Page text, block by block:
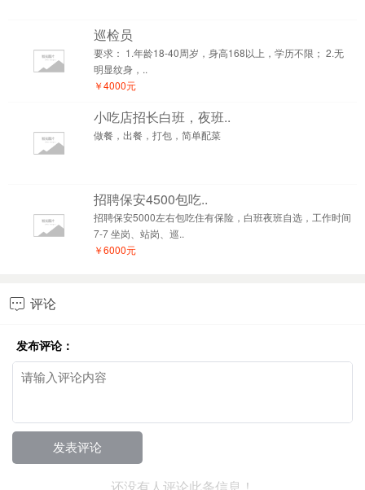
巡检员
要求： 1.年龄18-40周岁，身高168以上，学历不限； 2.无
明显纹身，..
￥4000元
小吃店招长白班，夜班..
做餐，出餐，打包，简单配菜
招聘保安4500包吃..
招聘保安5000左右包吃住有保险，白班夜班自选，工作时间
7-7 坐岗、站岗、巡..
￥6000元
 评论
发布评论：